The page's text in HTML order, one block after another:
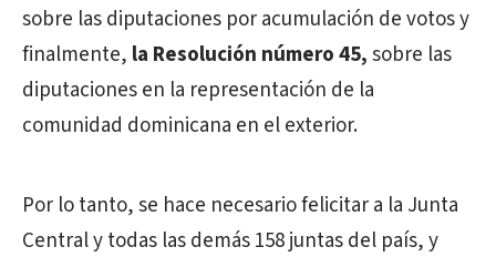
sobre las diputaciones por acumulación de votos y
finalmente, la Resolución número 45,sobre las
diputaciones en la representación de la
comunidad dominicana en el exterior.
Por lo tanto, se hace necesario felicitar a la Junta
Central y todas las demás 158 juntas del país, y